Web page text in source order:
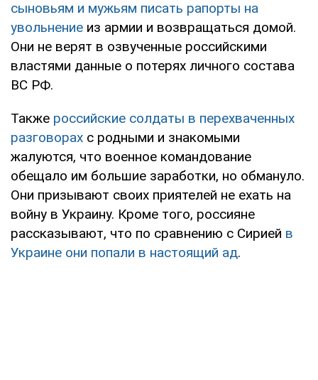
сыновьям и мужьям писать рапорты на
увольнение из армии и возвращаться домой.
Они не верят в озвученные российскими
властями данные о потерях личного состава
ВС РФ.
Также российские солдаты в перехваченных
разговорах с родными и знакомыми
жалуются, что военное командование
обещало им большие заработки, но обмануло.
Они призывают своих приятелей не ехать на
войну в Украину. Кроме того, россияне
рассказывают, что по сравнению с Сирией в
Украине они попали в настоящий ад.